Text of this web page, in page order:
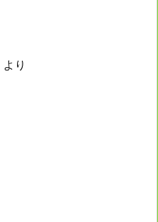
より